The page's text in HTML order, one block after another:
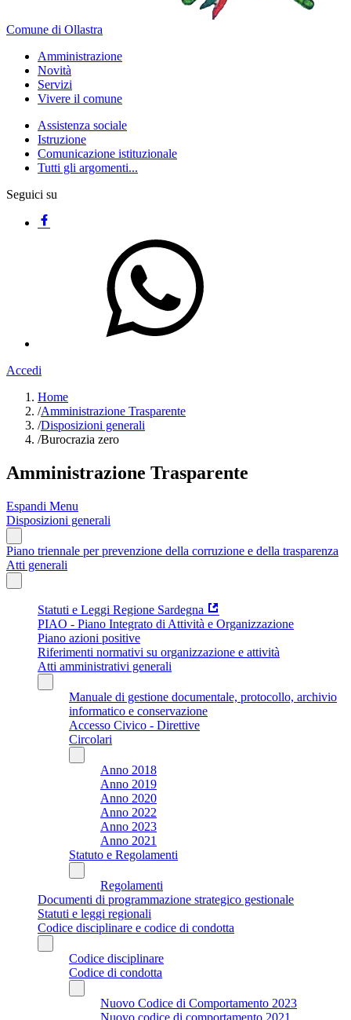
Comune di Ollastra
Amministrazione
Novità
Servizi
Vivere il comune
Assistenza sociale
Istruzione
Comunicazione istituzionale
Tutti gli argomenti...
Seguici su
Accedi
Home
/Amministrazione Trasparente
/Disposizioni generali
/Burocrazia zero
Amministrazione Trasparente
Espandi Menu
Disposizioni generali
Piano triennale per prevenzione della corruzione e della trasparenza
Atti generali
Statuti e Leggi Regione Sardegna
PIAO - Piano Integrato di Attività e Organizzazione
Piano azioni positive
Riferimenti normativi su organizzazione e attività
Atti amministrativi generali
Manuale di gestione documentale, protocollo, archivio
informatico e conservazione
Accesso Civico - Direttive
Circolari
Anno 2018
Anno 2019
Anno 2020
Anno 2022
Anno 2023
Anno 2021
Statuto e Regolamenti
Regolamenti
Documenti di programmazione strategico gestionale
Statuti e leggi regionali
Codice disciplinare e codice di condotta
Codice disciplinare
Codice di condotta
Nuovo Codice di Comportamento 2023
Nuovo codice di comportamento 2021